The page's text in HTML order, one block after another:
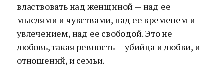
властвовать над женщиной — над ее
мыслями и чувствами, над ее временем и
увлечением, над ее свободой. Это не
любовь, такая ревность — убийца и любви, и
отношений, и семьи.